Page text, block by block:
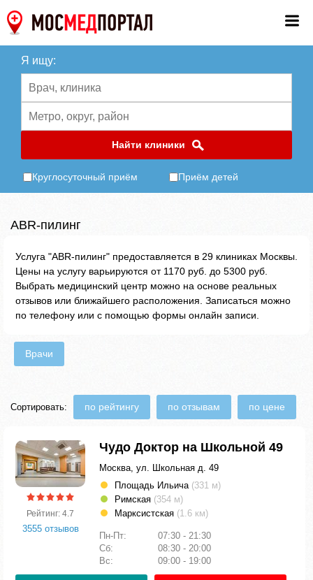
Я ищу:
Найти клиники
Круглосуточный приём Приём детей
ABR-пилинг
Услуга "ABR-пилинг" предоставляется в 29 клиниках Москвы.
Цены на услугу варьируются от 1170 руб. до 5300 руб.
Выбрать медицинский центр можно на основе реальных
отзывов или ближайшего расположения. Записаться можно
по телефону или с помощью формы онлайн записи.
Врачи
Сортировать: по рейтингу по отзывам по цене
Рейтинг: 4.7
3555 отзывов
Чудо Доктор на Школьной 49
Москва, ул. Школьная д. 49
Площадь Ильича (331 м)
Римская (354 м)
Марксистская (1.6 км)
Пн-Пт:
07:30 - 21:30
Сб:
08:30 - 20:00
Вс:
09:00 - 19:00